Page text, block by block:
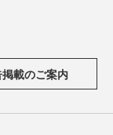
載のご案内